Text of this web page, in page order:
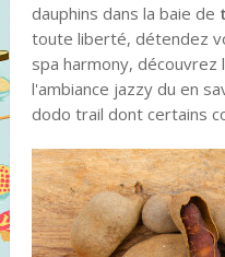
dauphins dans la baie de
toute liberté, détendez
spa harmony,
l'ambiance jazzy du en
dodo trail dont certains